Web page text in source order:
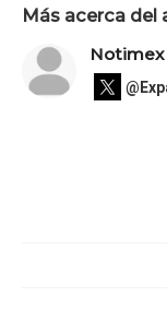
Más acerca del
Notimex